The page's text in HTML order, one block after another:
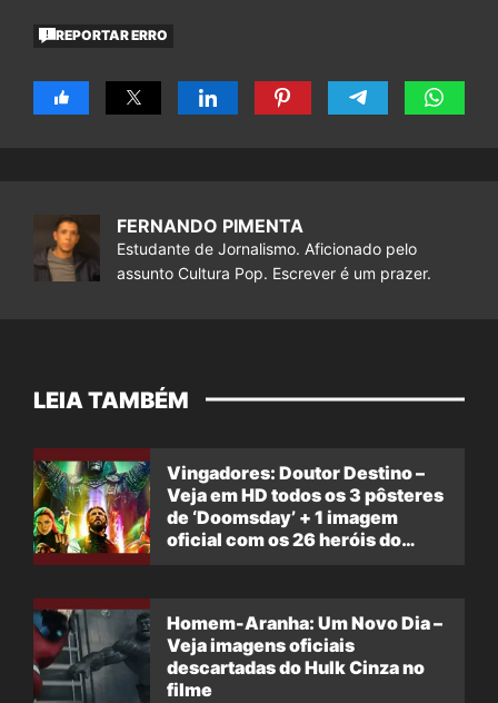
REPORTAR ERRO
FERNANDO PIMENTA
Estudante de Jornalismo. Aficionado pelo
assunto Cultura Pop. Escrever é um prazer.
LEIA TAMBÉM
Vingadores: Doutor Destino –
Veja em HD todos os 3 pôsteres
de ‘Doomsday’ + 1 imagem
oficial com os 26 heróis do
Homem-Aranha: Um Novo Dia –
Veja imagens oficiais
descartadas do Hulk Cinza no
filme